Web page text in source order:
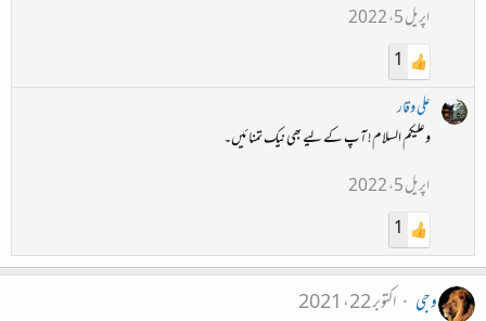
اپریل 5، 2022
1
علی وقار
وعلیکم السلام! آپ کے لیے بھی نیک تمنائیں۔
اپریل 5، 2022
1
وجی
اکتوبر 22، 2021